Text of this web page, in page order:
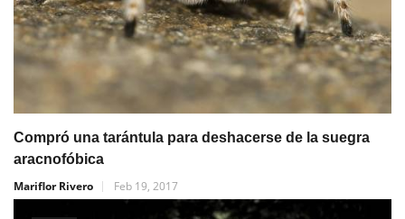
Compró una tarántula para deshacerse de la suegra
aracnofóbica
Mariflor Rivero
Feb 19, 2017